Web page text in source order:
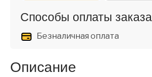
Способы оплаты заказа
Безналичная оплата
Описание